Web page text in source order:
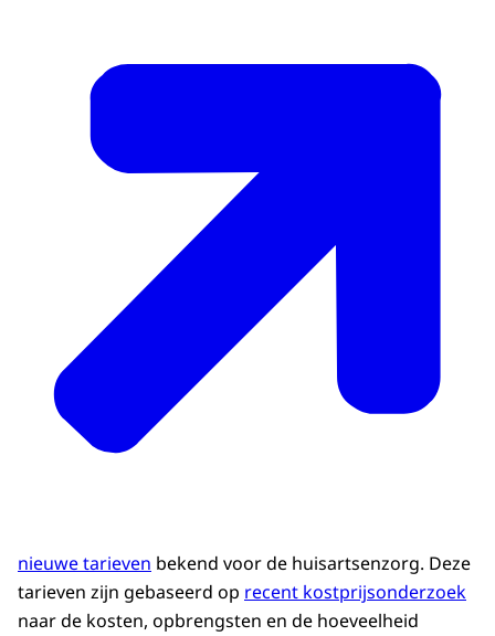
nieuwe tarieven bekend voor de huisartsenzorg. Deze
tarieven zijn gebaseerd op recent kostprijsonderzoek
naar de kosten, opbrengsten en de hoeveelheid